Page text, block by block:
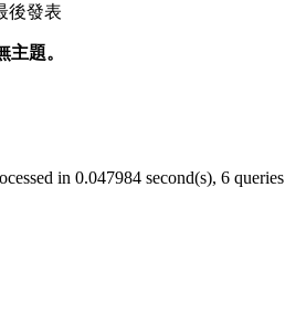
後發表
題。
in 0.047984 second(s), 6 queries